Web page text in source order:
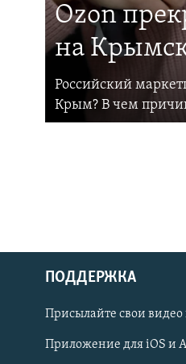
Українською
Qırımtatar
Ozon
на
Российский
Крым? В чем
ПОДДЕРЖКА
Присылайте свои видео
Приложение для iOS и